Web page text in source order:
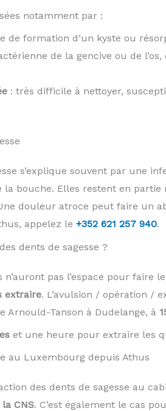
notamment par :
de formation d’un kyste ou
de la gencive ou de
: très difficile à nettoyer,
s’explique souvent par une
bouche. Elles restent en
douleur atroce peut faire un
appelez le +352 621 257 940.
dents de sagesse ?
n’auront pas l’espace pour
extraire. L’avulsion / opération /
Tanson à Dudelange, à
et une heure pour extraire les
au Luxembourg depuis Athus
des dents de sagesse au
CNS. C’est également le cas